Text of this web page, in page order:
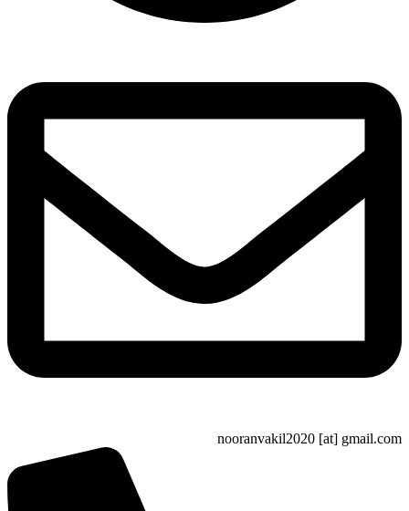
nooranvakil2020 [at]